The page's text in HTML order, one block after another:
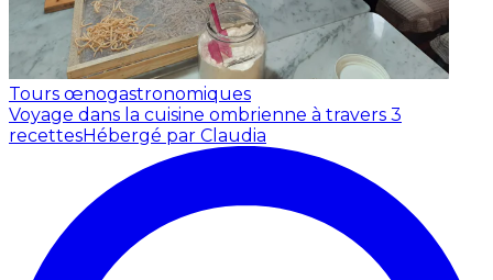
Tours œnogastronomiques
Voyage dans la cuisine ombrienne à travers 3
recettesHébergé par Claudia